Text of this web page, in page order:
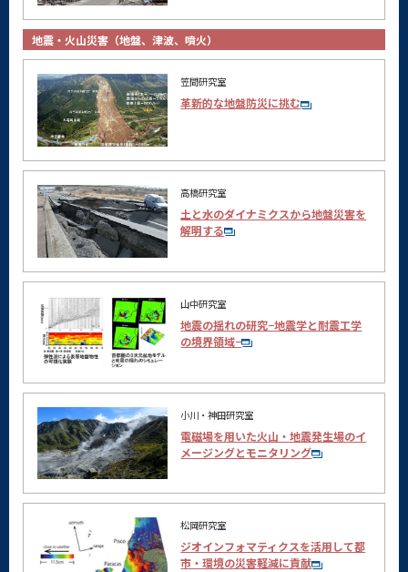
地震・火山災害（地盤、津波、噴火）
笠間研究室
革新的な地盤防災に挑む
高橋研究室
土と水のダイナミクスから地盤災害を
解明する
山中研究室
地震の揺れの研究−地震学と耐震工学
の境界領域−
小川・神田研究室
電磁場を用いた火山・地震発生場のイ
メージングとモニタリング
松岡研究室
ジオインフォマティクスを活用して都
市・環境の災害軽減に貢献